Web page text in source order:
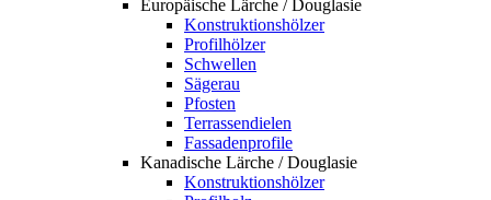
Europäische Lärche / Douglasie
Konstruktionshölzer
Profilhölzer
Schwellen
Sägerau
Pfosten
Terrassendielen
Fassadenprofile
Kanadische Lärche / Douglasie
Konstruktionshölzer